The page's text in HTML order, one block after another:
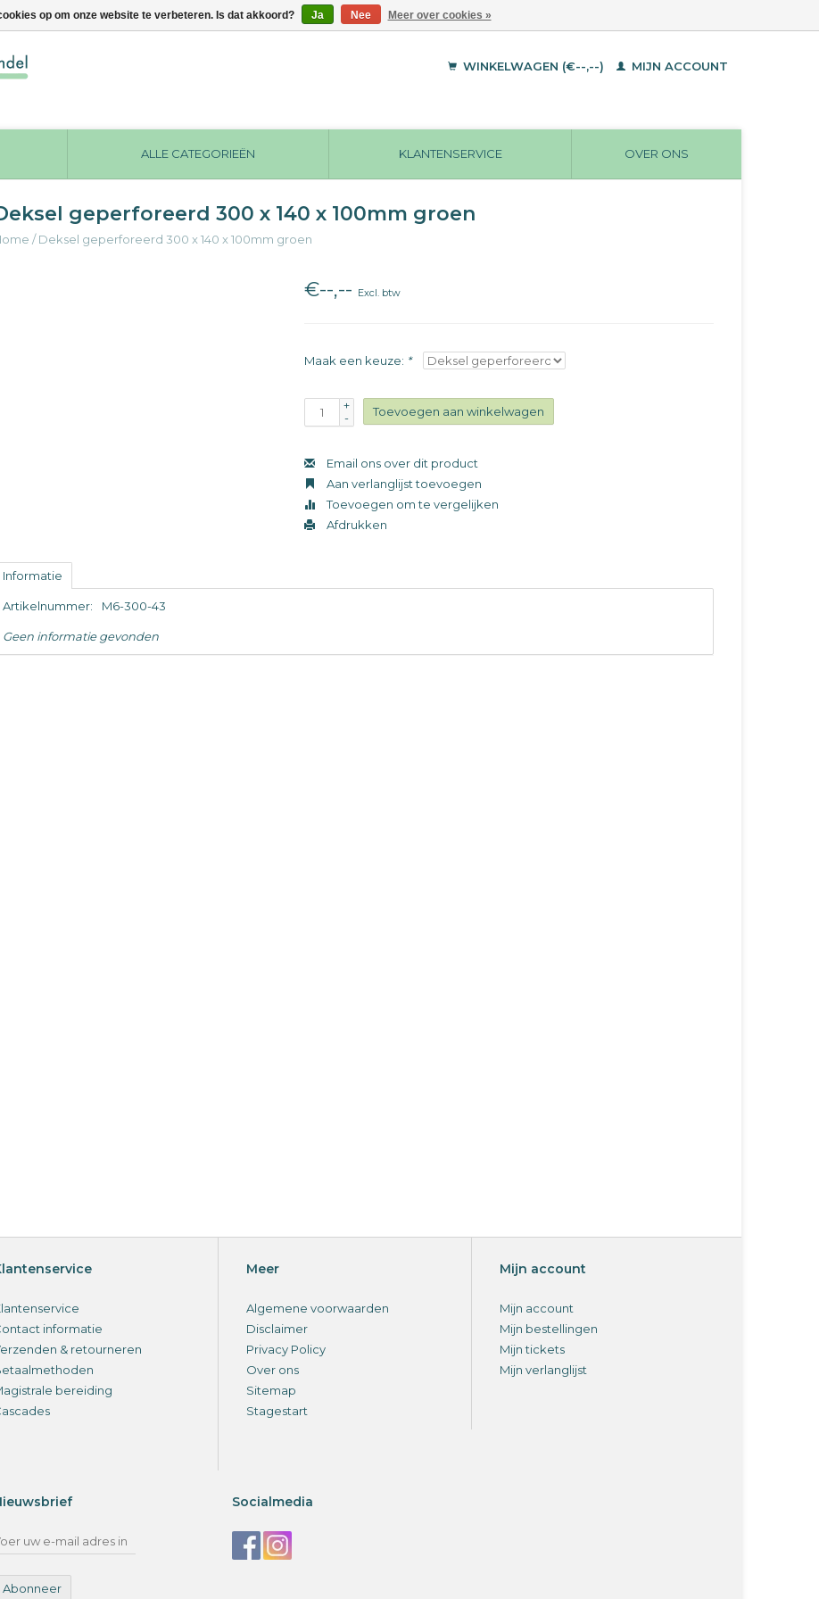
WINKELWAGEN (€--,--) MIJN ACCOUNT
ALLE CATEGORIEËN KLANTENSERVICE OVER ONS
geperforeerd 300 x 140 x 100mm groen
/Deksel geperforeerd 300 x 140 x 100mm groen
€--,-- Excl. btw
Maak een keuze: *
+
-
Toevoegen aan winkelwagen
Email ons over dit product
Aan verlanglijst toevoegen
Toevoegen om te vergelijken
Afdrukken
Informatie
Artikelnummer: M6-300-43
Geen informatie gevonden
informatie
& retourneren
bereiding
Meer
Algemene voorwaarden
Disclaimer
Privacy Policy
Over ons
Sitemap
Stagestart
Mijn account
Mijn account
Mijn bestellingen
Mijn tickets
Mijn verlanglijst
Abonneer
Socialmedia
op om onze website te verbeteren. Is dat akkoord? Ja Nee Meer over cookies »